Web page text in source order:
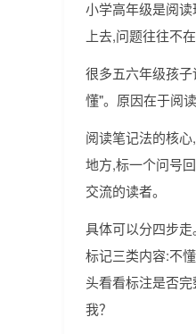
小学高年级是阅
上去,问题往往不
很多五六年级孩
懂"。原因在于阅
阅读笔记法的核
地方,标一个问号
交流的读者。
具体可以分四步
标记三类内容:不
头看看标注是否
我？